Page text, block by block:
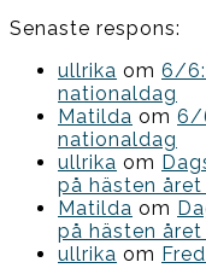
Senaste respons:
ullrika om 6/6:
nationaldag
Matilda om 6/
nationaldag
ullrika om
på hästen året
Matilda om
på hästen året
ullrika om